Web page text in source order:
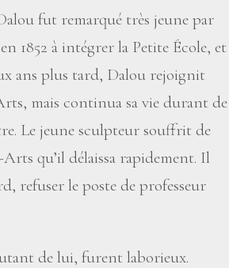
fut remarqué très jeune par
1852 à intégrer la Petite École, et
ans plus tard, Dalou rejoignit
mais continua sa vie durant de
Le jeune sculpteur souffrit de
Arts qu’il délaissa rapidement. Il
refuser le poste de professeur
de lui, furent laborieux.